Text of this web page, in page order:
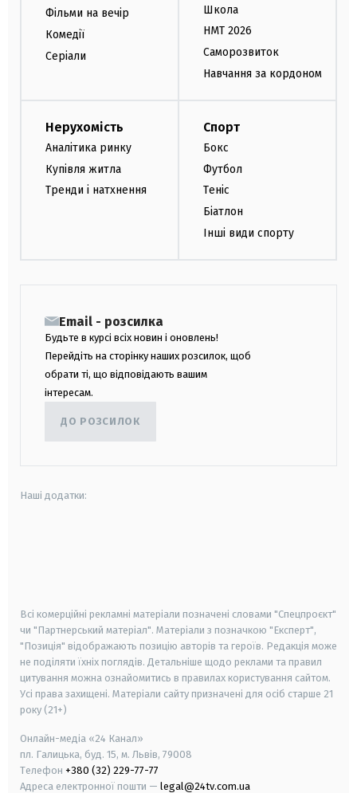
Фільми на вечір
Комедії
Серіали
Школа
НМТ 2026
Саморозвиток
Навчання за кордоном
Нерухомість
Аналітика ринку
Купівля житла
Тренди і натхнення
Спорт
Бокс
Футбол
Теніс
Біатлон
Інші види спорту
Email - розсилка
Будьте в курсі всіх новин і оновлень!
Перейдіть на сторінку наших розсилок, щоб
обрати ті, що відповідають вашим
інтересам.
ДО РОЗСИЛОК
Наші додатки:
Всі комерційні рекламні матеріали позначені словами "Спецпроєкт"
чи "Партнерський матеріал". Матеріали з позначкою "Експерт",
"Позиція" відображають позицію авторів та героїв. Редакція може
не поділяти їхніх поглядів. Детальніше щодо реклами та правил
цитування можна ознайомитись в правилах користування сайтом.
Усі права захищені. Матеріали сайту призначені для осіб старше 21
року (21+)
Онлайн-медіа «24 Канал»
пл. Галицька, буд. 15, м. Львів, 79008
Телефон +380 (32) 229-77-77
Адреса електронної пошти — legal@24tv.com.ua